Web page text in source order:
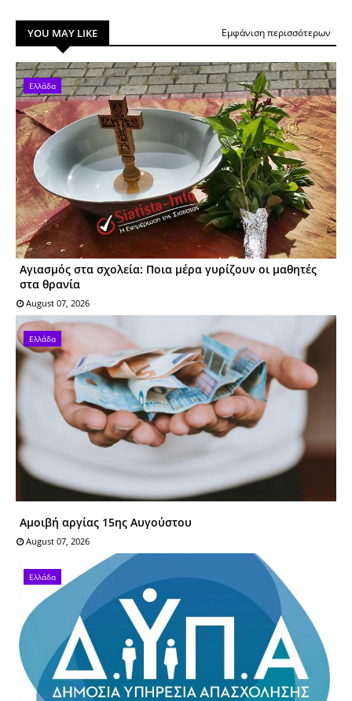
YOU MAY LIKE Εμφάνιση περισσότερων
Ελλάδα
Αγιασμός στα σχολεία: Ποια μέρα γυρίζουν οι μαθητές
στα θρανία
August 07, 2026
Ελλάδα
Αμοιβή αργίας 15ης Αυγούστου
August 07, 2026
Ελλάδα